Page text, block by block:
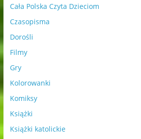
Cała Polska Czyta Dzieciom
Czasopisma
Dorośli
Filmy
Gry
Kolorowanki
Komiksy
Książki
Książki katolickie